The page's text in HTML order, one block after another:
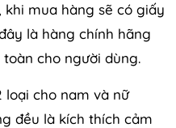
khi mua hàng sẽ có giấy
là hàng chính hãng
cho người dùng.
loại cho nam và nữ
đều là kích thích cảm